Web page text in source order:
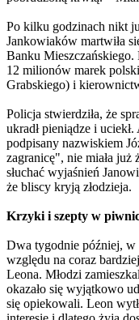
Po kilku godzinach nikt
Jankowiaków martwiła
Banku Mieszczańskiego.
12 milionów marek
Grabskiego) i
Policja stwierdziła, że
ukradł pieniądze i
podpisany nazwiskiem
zagranicę", nie miała już
słuchać wyjaśnień
że bliscy kryją złodzieja.
Krzyki i szepty w
Dwa tygodnie później, w
względu na coraz
Leona. Młodzi
okazało się wyjątkowo
się opiekowali. Leon